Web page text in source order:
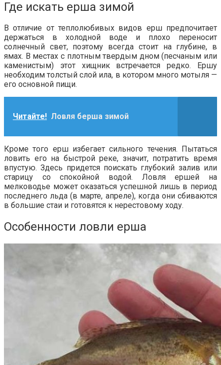
Где искать ерша зимой
В отличие от теплолюбивых видов ерш предпочитает
держаться в холодной воде и плохо переносит
солнечный свет, поэтому всегда стоит на глубине, в
ямах. В местах с плотным твердым дном (песчаным или
каменистым) этот хищник встречается редко. Ершу
необходим толстый слой ила, в котором много мотыля —
его основной пищи.
Читайте! Ловля берша зимой
Кроме того ерш избегает сильного течения. Пытаться
ловить его на быстрой реке, значит, потратить время
впустую. Здесь придется поискать глубокий залив или
старицу со спокойной водой. Ловля ершей на
мелководье может оказаться успешной лишь в период
последнего льда (в марте, апреле), когда они сбиваются
в большие стаи и готовятся к нерестовому ходу.
Особенности ловли ерша